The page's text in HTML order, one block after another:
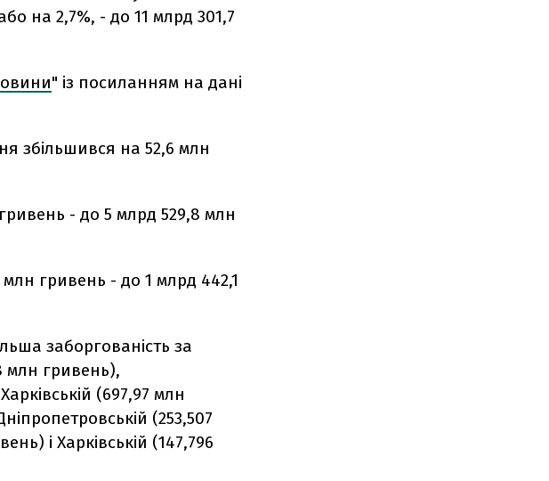
на 2,7%, - до 11 млрд 301,7
" із посиланням на дані
збільшився на 52,6 млн
- до 5 млрд 529,8 млн
гривень - до 1 млрд 442,1
заборгованість за
млн гривень),
(697,97 млн
(253,507
і Харківській (147,796